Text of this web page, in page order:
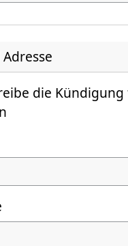
die